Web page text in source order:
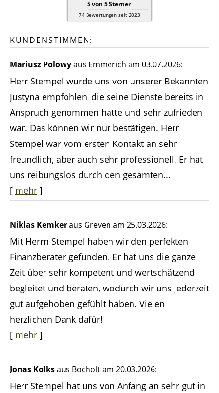
5von 5Sternen
74 Bewertungen seit 2023
KUNDENSTIMMEN:
Mariusz Polowyaus Emmerich am 03.07.2026:
Herr Stempel wurde uns von unserer Bekannten
Justyna empfohlen, die seine Dienste bereits in
Anspruch genommen hatte und sehr zufrieden
war. Das können wir nur bestätigen. Herr
Stempel war vom ersten Kontakt an sehr
freundlich, aber auch sehr professionell. Er hat
uns reibungslos durch den gesamten...
[ mehr ]
Niklas Kemkeraus Greven am 25.03.2026:
Mit Herrn Stempel haben wir den perfekten
Finanzberater gefunden. Er hat uns die ganze
Zeit über sehr kompetent und wertschätzend
begleitet und beraten, wodurch wir uns jederzeit
gut aufgehoben gefühlt haben. Vielen
herzlichen Dank dafür!
[ mehr ]
Jonas Kolksaus Bocholtam 20.03.2026:
Herr Stempel hat uns von Anfang an sehr gut in